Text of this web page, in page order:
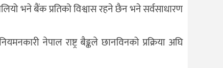
भने बैंक प्रतिको विश्वास रहने छैन भने सर्वसाधारण
नेपाल राष्ट्र बैङ्कले छानविनको प्रक्रिया अघि